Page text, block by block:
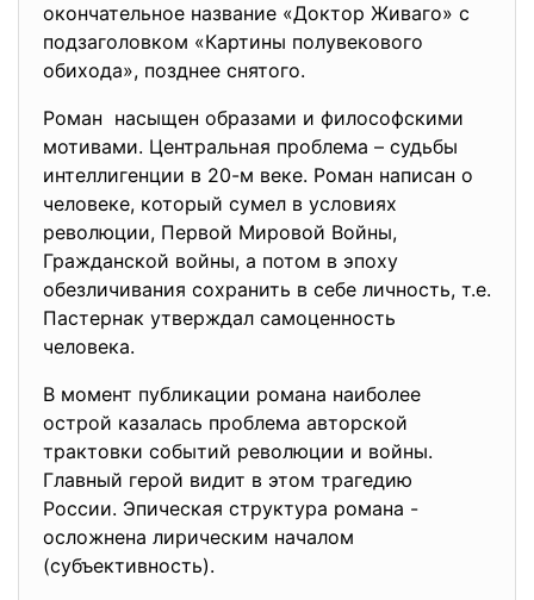
окончательное название «Доктор Живаго» с
подзаголовком «Картины полувекового
обихода», позднее снятого.
Роман насыщен образами и философскими
мотивами. Центральная проблема – судьбы
интеллигенции в 20-м веке. Роман написан о
человеке, который сумел в условиях
революции, Первой Мировой Войны,
Гражданской войны, а потом в эпоху
обезличивания сохранить в себе личность, т.е.
Пастернак утверждал самоценность
человека.
В момент публикации романа наиболее
острой казалась проблема авторской
трактовки событий революции и войны.
Главный герой видит в этом трагедию
России. Эпическая структура романа -
осложнена лирическим началом
(субъективность).